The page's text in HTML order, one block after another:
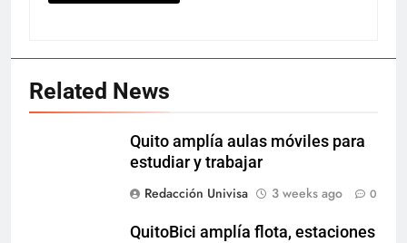
Related News
Quito amplía aulas móviles para
estudiar y trabajar
Redacción Univisa
3 weeks ago 0
QuitoBici amplía flota, estaciones